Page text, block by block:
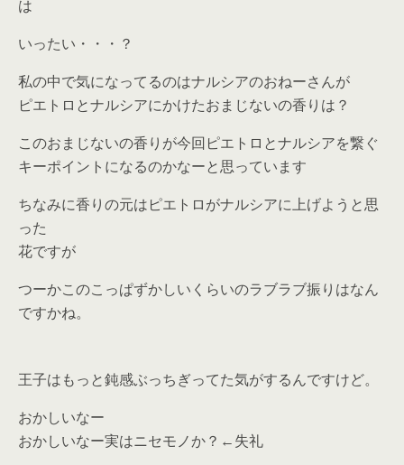
は
いったい・・・？
私の中で気になってるのはナルシアのおねーさんが
ピエトロとナルシアにかけたおまじないの香りは？
このおまじないの香りが今回ピエトロとナルシアを繋ぐ
キーポイントになるのかなーと思っています
ちなみに香りの元はピエトロがナルシアに上げようと思
った
花ですが
つーかこのこっぱずかしいくらいのラブラブ振りはなん
ですかね。
王子はもっと鈍感ぶっちぎってた気がするんですけど。
おかしいなー
おかしいなー実はニセモノか？←失礼